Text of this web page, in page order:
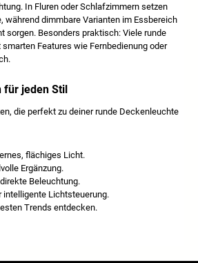
In Fluren oder Schlafzimmern setzen
während dimmbare Varianten im Essbereich
sorgen. Besonders praktisch: Viele runde
Features wie Fernbedienung oder
für jeden Stil
die perfekt zu deiner runde Deckenleuchte
flächiges Licht.
Ergänzung.
Beleuchtung.
Lichtsteuerung.
Trends entdecken.